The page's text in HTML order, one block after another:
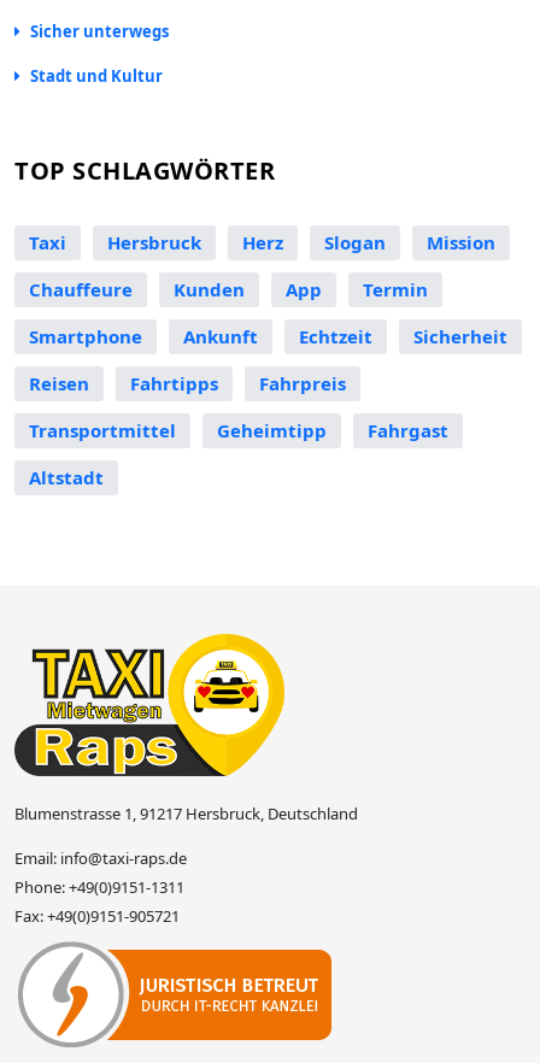
Sicher unterwegs
Stadt und Kultur
TOP SCHLAGWÖRTER
Taxi Hersbruck Herz Slogan
Mission
Chauffeure
Kunden App
Termin
Smartphone
Ankunft Echtzeit
Sicherheit
Reisen
Fahrtipps
Fahrpreis
Transportmittel
Geheimtipp
Fahrgast
Altstadt
Blumenstrasse 1, 91217 Hersbruck, Deutschland
Email: info@taxi-raps.de
Phone:+49(0)9151-1311
Fax:+49(0)9151-905721